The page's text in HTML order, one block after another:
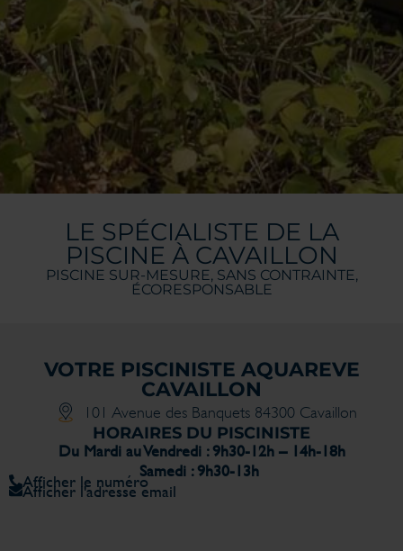
LE SPÉCIALISTE DE LA
PISCINE À CAVAILLON
PISCINE SUR-MESURE, SANS CONTRAINTE,
ÉCORESPONSABLE
VOTRE PISCINISTE AQUAREVE
CAVAILLON
101 Avenue des Banquets 84300 Cavaillon
HORAIRES DU PISCINISTE
Du Mardi au Vendredi : 9h30-12h – 14h-18h
Samedi : 9h30-13h
Afficher le numéro
Afficher l'adresse email